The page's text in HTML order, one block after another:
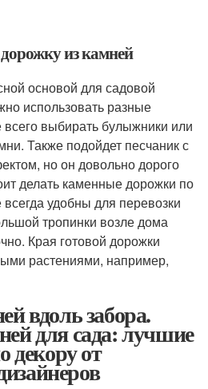
из камней
основой для садовой
использовать разные
выбирать булыжники или
Также подойдет песчаник с
но он довольно дорого
делать каменные дорожки по
всегда удобны для перевозки
тропинки возле дома
Края готовой дорожки
растениями, например,
вдоль забора.
для сада: лучшие
декору от